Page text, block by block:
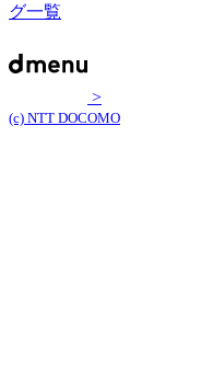
グ一覧
>
(c) NTT DOCOMO